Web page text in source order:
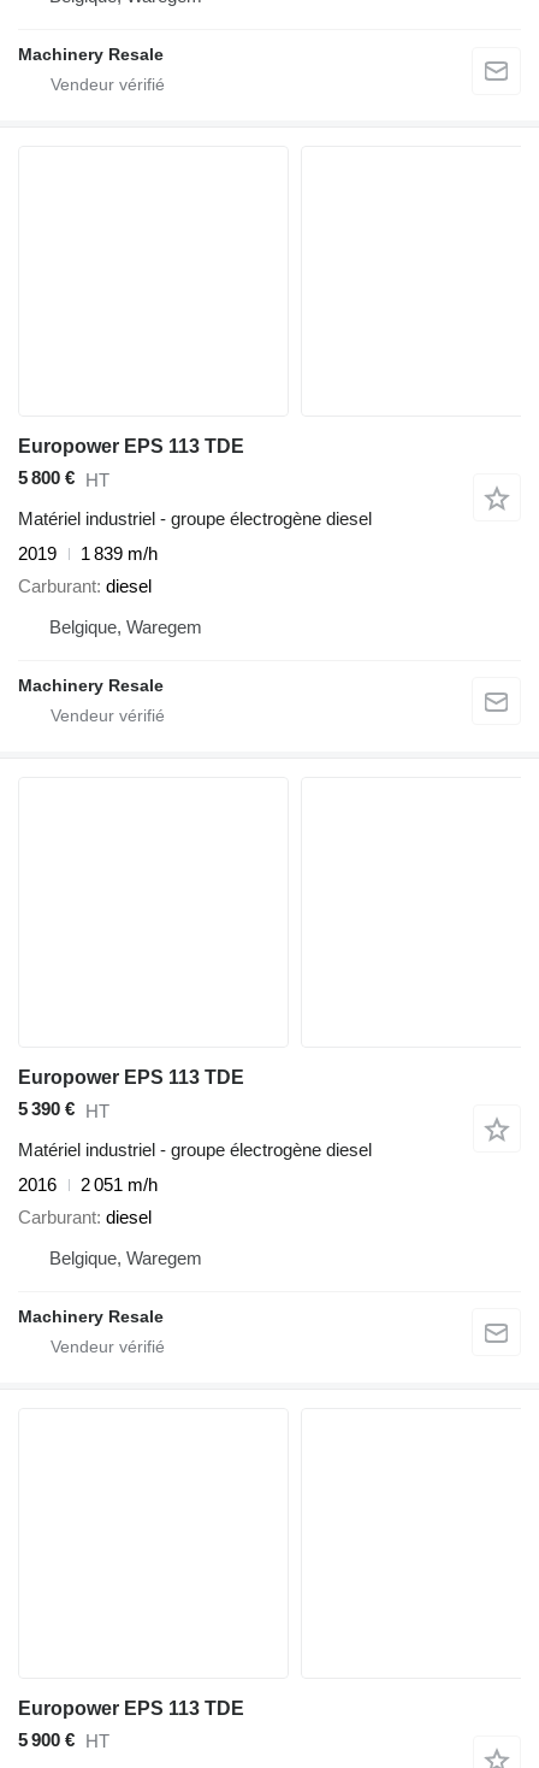
Machinery Resale
Europower EPS 113 TDE
5 800 € HT
Matériel industriel - groupe électrogène diesel
2019
1 839 m/h
Carburant diesel
Belgique, Waregem
Machinery Resale
Europower EPS 113 TDE
5 390 € HT
Matériel industriel - groupe électrogène diesel
2016
2 051 m/h
Carburant diesel
Belgique, Waregem
Machinery Resale
Europower EPS 113 TDE
5 900 € HT